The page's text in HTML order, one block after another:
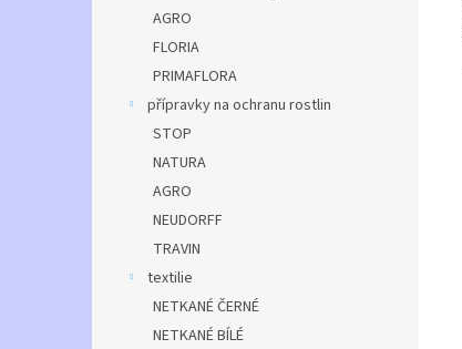
AGRO
FLORIA
PRIMAFLORA
přípravky na ochranu rostlin
STOP
NATURA
AGRO
NEUDORFF
TRAVIN
textilie
NETKANÉ ČERNÉ
NETKANÉ BÍLÉ